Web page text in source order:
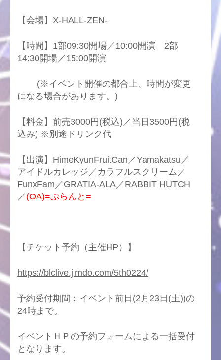
【会場】X-HALL-ZEN-
【時間】1部09:30開場／10:00開演 2部
14:30開場／15:00開演
(※イベント開催の都合上、時間が変更
になる場合があります。)
【料金】前売3000円(税込)／当日3500円(税
込み) ※別途ドリンク代
【出演】HimeKyunFruitCan／Yamakatsu／
アイドルカレッジ／カラフルスクリーム／
FunxFam／GRATIA-ALA／RABBIT HUTCH
／ (OA)=ぷらんと=
【チケット予約（主催HP）】
https://blclive.jimdo.com/5th0224/
予約受付期間：イベント前日(2月23日(土))の
24時まで。
イベントＨＰの予約フォームによる一括受付
となります。